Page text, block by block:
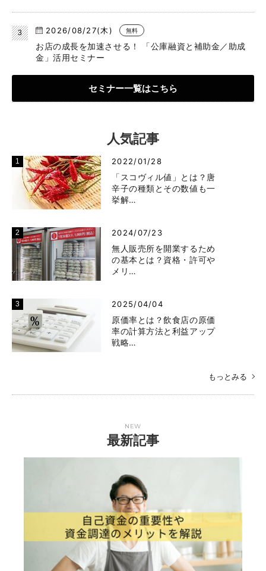
2026/08/27(木) 無料
お店の成長を加速させる！ 「公庫融資と補助金／助成
金」活用セミナー
セミナー一覧はこちら
人気記事
2022/01/28
「スコヴィル値」とは？唐
辛子の種類とその数値も一
挙解…
2024/07/23
無人販売所を開業するため
の基本とは？資格・許可や
メリ…
2025/04/04
原価率とは？飲食店の原価
率の計算方法と利益アップ
戦略…
もっとみる
NEW
最新記事